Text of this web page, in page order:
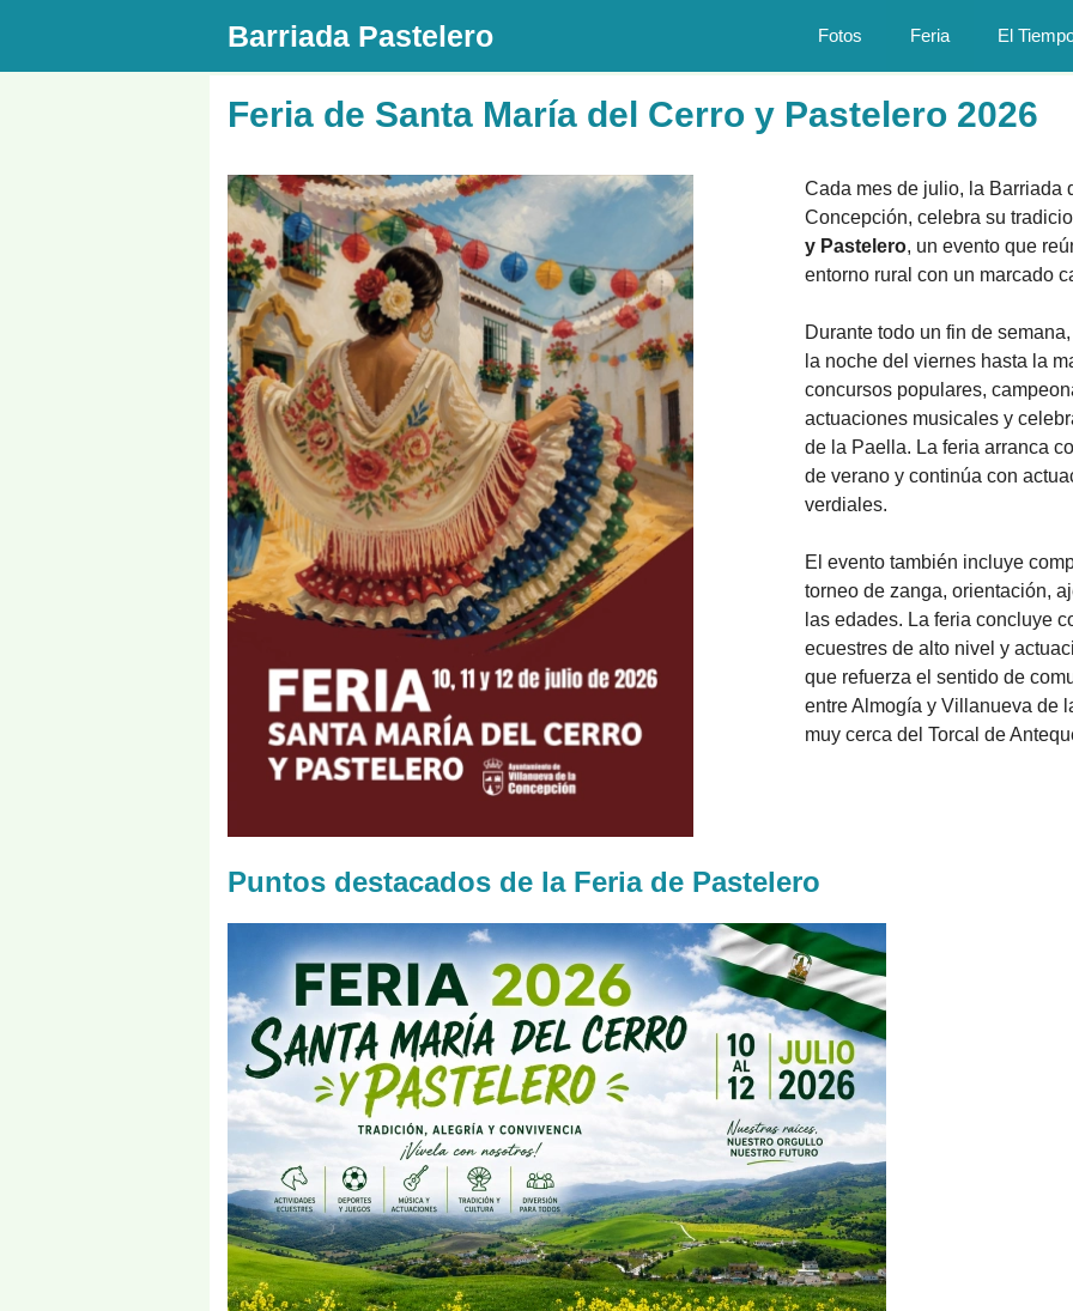
contenido
Barriada Pastelero Fotos Feria El
Feria de Santa María del Cerro y Pastelero 2026
Cada mes de julio, la Barriada
Concepción, celebra su
y Pastelero, un evento que
entorno rural con un marcado
Durante todo un fin de
la noche del viernes hasta la
concursos populares,
actuaciones musicales y
de la Paella. La feria arranca
de verano y continúa con
verdiales.
El evento también incluye
torneo de zanga, orientación,
las edades. La feria concluye
ecuestres de alto nivel y
que refuerza el sentido de
entre Almogía y Villanueva de
muy cerca del Torcal de
Puntos destacados de la Feria de Pastelero